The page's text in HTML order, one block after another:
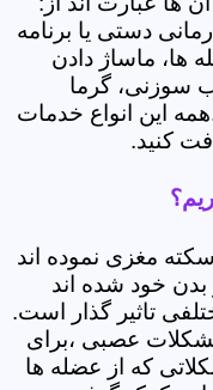
دستی یا برنامه
ها، ماساژ دادن
سوزنی، گرما
این انواع خدمات
کنید.
مغزی نموده اند
خود شده اند
تاثیر گذار است.
عصبی ،برای
که از عضله ها